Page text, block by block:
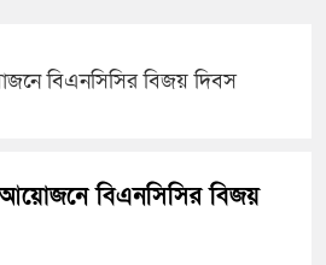
বিএনসিসির বিজয় দিবস
আয়োজনে বিএনসিসির বিজয়